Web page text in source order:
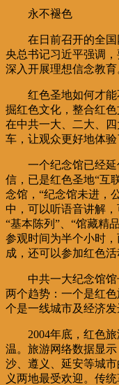
永不褪色
在日前召开的全
央总书记习近平强调
深入开展理想信念教育
红色圣地如何才
掘红色文化，整合红
在中共一大、二大、
车，让观众更好地体验
一个纪念馆已经
信，已是红色圣地“互
念馆，“纪念馆未进，
中，可以听语音讲解，
“基本陈列”、“馆藏精
参观时间为半个小时
成，还可以参加红色活
中共一大纪念馆
两个趋势：一个是红
个是一线城市及经济发
2004年底，红色
温。旅游网络数据显
沙、遵义、延安等城
义两地最受欢迎。传